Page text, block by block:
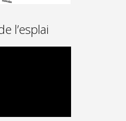
l’esplai